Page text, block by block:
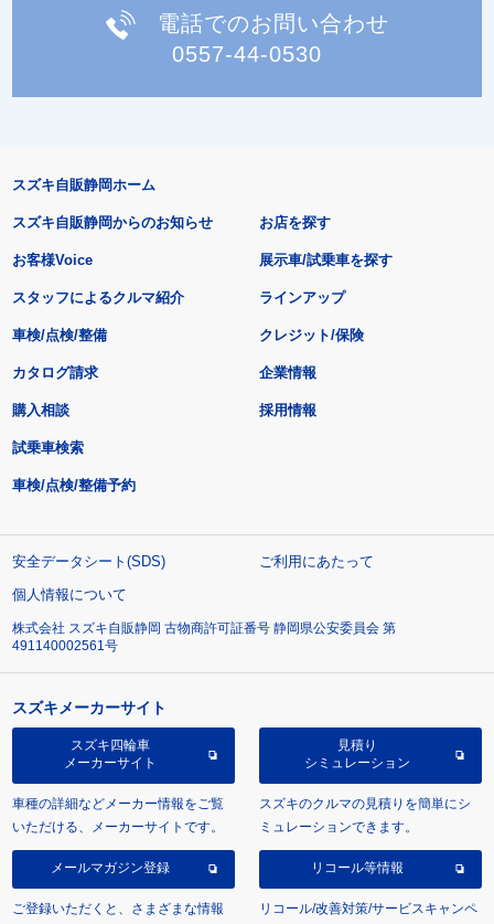
電話でのお問い合わせ
0557-44-0530
スズキ自販静岡ホーム
スズキ自販静岡からのお知らせ
お客様Voice
スタッフによるクルマ紹介
お店を探す
展示車/試乗車を探す
ラインアップ
車検/点検/整備 クレジット/保険
カタログ請求
購入相談
試乗車検索
車検/点検/整備予約
企業情報
採用情報
安全データシート(SDS)
ご利用にあたって
個人情報について
株式会社 スズキ自販静岡 古物商許可証番号 静岡県公安委員会 第
491140002561号
スズキメーカーサイト
スズキ四輪車
メーカーサイト
車種の詳細などメーカー情報をご覧
いただける、メーカーサイトです。
見積り
シミュレーション
スズキのクルマの見積りを簡単にシ
ミュレーションできます。
メールマガジン登録
ご登録いただくと、さまざまな情報
リコール等情報
リコール/改善対策/サービスキャンペ